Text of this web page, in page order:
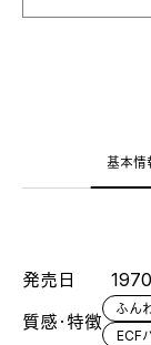
基本情
発売日
質感・特徴
ふん
ECF